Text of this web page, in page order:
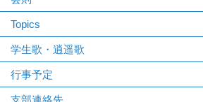
Topics
学生歌・逍遥歌
行事予定
支部連絡先